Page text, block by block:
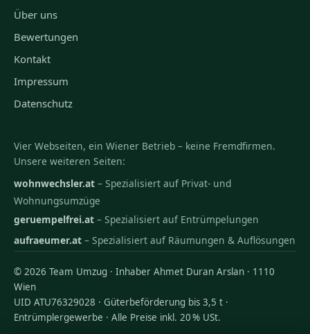
Über uns
Bewertungen
Kontakt
Impressum
Datenschutz
Vier Webseiten, ein Wiener Betrieb – keine Fremdfirmen.
Unsere weiteren Seiten:
wohnwechsler.at – Spezialisiert auf Privat- und
Wohnungsumzüge
geruempelfrei.at – Spezialisiert auf Entrümpelungen
aufraeumer.at – Spezialisiert auf Räumungen & Auflösungen
© 2026 Team Umzug · Inhaber Ahmet Duran Arslan · 1110
Wien
UID ATU76329028 · Güterbeförderung bis 3,5 t ·
Entrümplergewerbe · Alle Preise inkl. 20 % USt.